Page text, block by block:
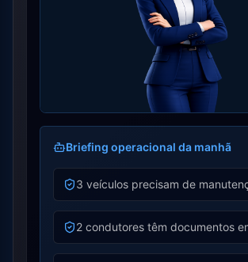
Briefing operacional da manhã
3 veículos precisam de
2 condutores têm documentos